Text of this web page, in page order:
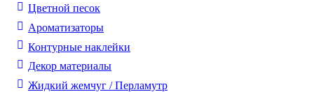
Цветной песок
Ароматизаторы
Контурные наклейки
Декор материалы
Жидкий жемчуг / Перламутр